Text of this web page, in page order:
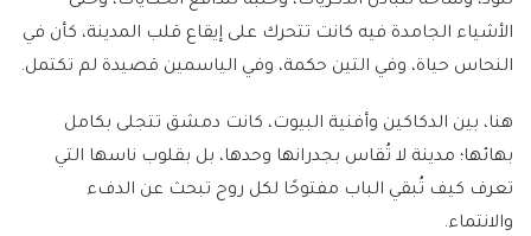
الأشياء الجامدة فيه كانت تتحرك على إيقاع قلب المدينة، كأن في
النحاس حياة، وفي التين حكمة، وفي الياسمين قصيدة لم تكتمل.
هنا، بين الدكاكين وأفنية البيوت، كانت دمشق تتجلى بكامل
بهائها؛ مدينة لا تُقاس بجدرانها وحدها، بل بقلوب ناسها التي
تعرف كيف تُبقي الباب مفتوحًا لكل روح تبحث عن الدفء
والانتماء.